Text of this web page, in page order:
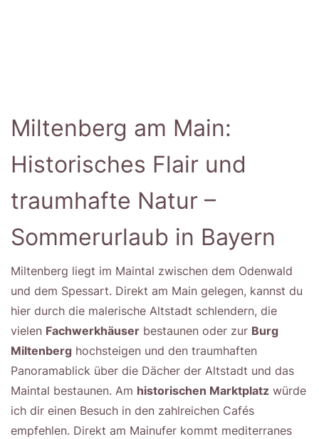
Miltenberg am Main:
Historisches Flair und
traumhafte Natur –
Sommerurlaub in Bayern
Miltenberg liegt im Maintal zwischen dem Odenwald
und dem Spessart. Direkt am Main gelegen, kannst du
hier durch die malerische Altstadt schlendern, die
vielen Fachwerkhäuser bestaunen oder zur Burg
Miltenberg hochsteigen und den traumhaften
Panoramablick über die Dächer der Altstadt und das
Maintal bestaunen. Am historischen Marktplatz würde
ich dir einen Besuch in den zahlreichen Cafés
empfehlen. Direkt am Mainufer kommt mediterranes